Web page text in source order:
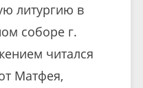
литургию в
соборе г.
читался
Матфея,